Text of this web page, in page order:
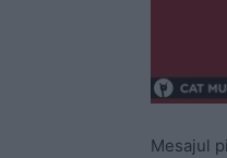
Mesajul